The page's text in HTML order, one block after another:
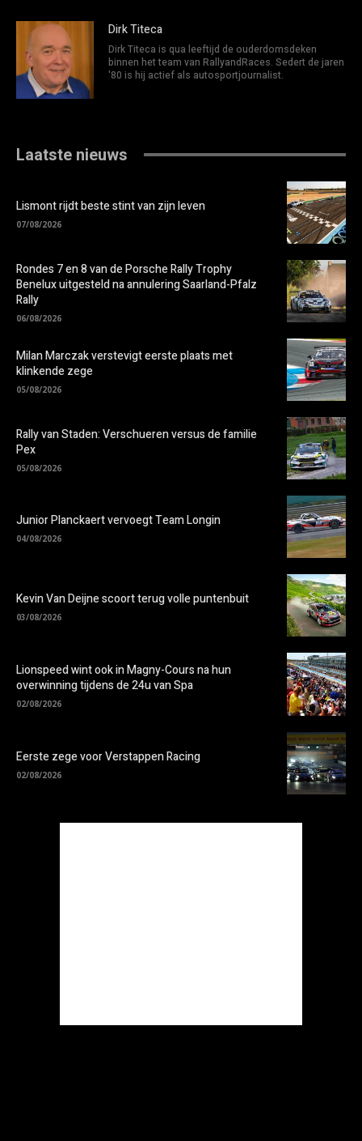
Dirk Titeca
Dirk Titeca is qua leeftijd de ouderdomsdeken
binnen het team van RallyandRaces. Sedert de jaren
'80 is hij actief als autosportjournalist.
Laatste nieuws
Lismont rijdt beste stint van zijn leven
07/08/2026
Rondes 7 en 8 van de Porsche Rally Trophy
Benelux uitgesteld na annulering Saarland-Pfalz
Rally
06/08/2026
Milan Marczak verstevigt eerste plaats met
klinkende zege
05/08/2026
Rally van Staden: Verschueren versus de familie
Pex
05/08/2026
Junior Planckaert vervoegt Team Longin
04/08/2026
Kevin Van Deijne scoort terug volle puntenbuit
03/08/2026
Lionspeed wint ook in Magny-Cours na hun
overwinning tijdens de 24u van Spa
02/08/2026
Eerste zege voor Verstappen Racing
02/08/2026